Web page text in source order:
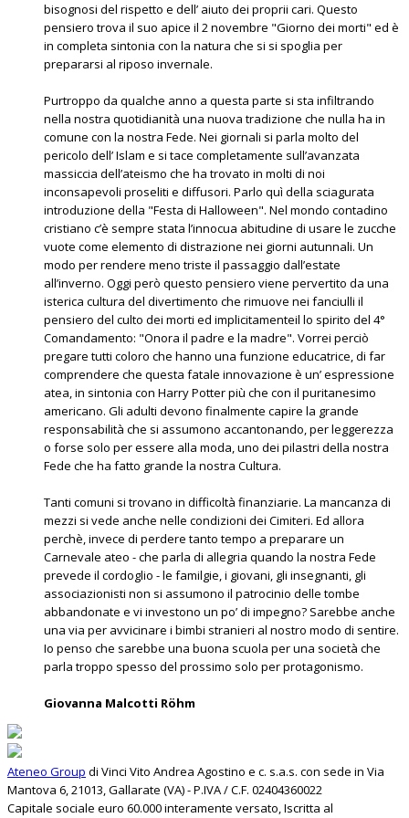
bisognosi del rispetto e dell’ aiuto dei proprii cari. Questo
pensiero trova il suo apice il 2 novembre "Giorno dei morti" ed è
in completa sintonia con la natura che si si spoglia per
prepararsi al riposo invernale.
Purtroppo da qualche anno a questa parte si sta infiltrando
nella nostra quotidianità una nuova tradizione che nulla ha in
comune con la nostra Fede. Nei giornali si parla molto del
pericolo dell’ Islam e si tace completamente sull’avanzata
massiccia dell’ateismo che ha trovato in molti di noi
inconsapevoli proseliti e diffusori. Parlo quì della sciagurata
introduzione della "Festa di Halloween". Nel mondo contadino
cristiano c’è sempre stata l’innocua abitudine di usare le zucche
vuote come elemento di distrazione nei giorni autunnali. Un
modo per rendere meno triste il passaggio dall’estate
all’inverno. Oggi però questo pensiero viene pervertito da una
isterica cultura del divertimento che rimuove nei fanciulli il
pensiero del culto dei morti ed implicitamenteil lo spirito del 4°
Comandamento: "Onora il padre e la madre". Vorrei perciò
pregare tutti coloro che hanno una funzione educatrice, di far
comprendere che questa fatale innovazione è un’ espressione
atea, in sintonia con Harry Potter più che con il puritanesimo
americano. Gli adulti devono finalmente capire la grande
responsabilità che si assumono accantonando, per leggerezza
o forse solo per essere alla moda, uno dei pilastri della nostra
Fede che ha fatto grande la nostra Cultura.
Tanti comuni si trovano in difficoltà finanziarie. La mancanza di
mezzi si vede anche nelle condizioni dei Cimiteri. Ed allora
perchè, invece di perdere tanto tempo a preparare un
Carnevale ateo - che parla di allegria quando la nostra Fede
prevede il cordoglio - le familgie, i giovani, gli insegnanti, gli
associazionisti non si assumono il patrocinio delle tombe
abbandonate e vi investono un po’ di impegno? Sarebbe anche
una via per avvicinare i bimbi stranieri al nostro modo di sentire.
Io penso che sarebbe una buona scuola per una società che
parla troppo spesso del prossimo solo per protagonismo.
Giovanna Malcotti Röhm
Ateneo Group di Vinci Vito Andrea Agostino e c. s.a.s. con sede in Via
Mantova 6, 21013, Gallarate (VA) - P.IVA / C.F. 02404360022
Capitale sociale euro 60.000 interamente versato, Iscritta al